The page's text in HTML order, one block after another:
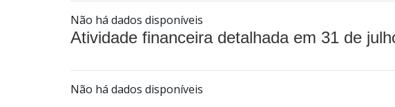
Não há dados disponíveis
Atividade financeira detalhada em 31 de
Não há dados disponíveis